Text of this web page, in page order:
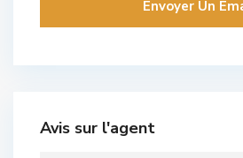
Avis sur l'agent